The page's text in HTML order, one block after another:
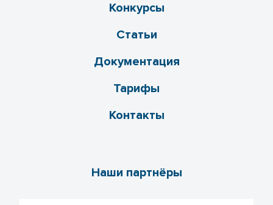
Конкурсы
Статьи
Документация
Тарифы
Контакты
Наши партнёры